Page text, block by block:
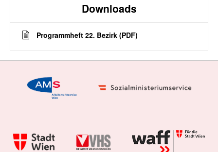
Downloads
Programmheft 22. Bezirk (PDF)